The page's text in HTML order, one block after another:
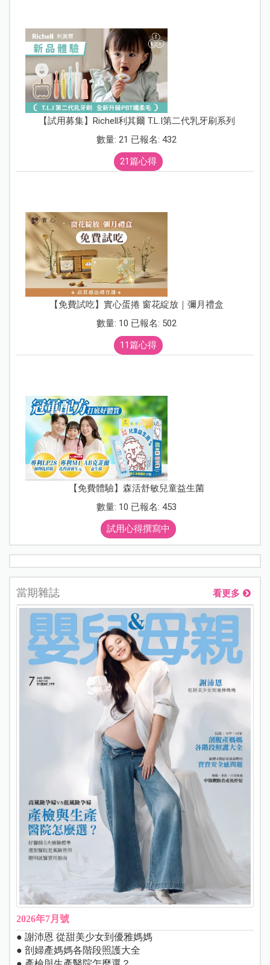
【試用募集】Richell利其爾 T.L.I第二代乳牙刷系列
數量: 21 已報名: 432
21篇心得
【免費試吃】實心蛋捲 窗花綻放｜彌月禮盒
數量: 10 已報名: 502
11篇心得
【免費體驗】森活舒敏兒童益生菌
數量: 10 已報名: 453
試用心得撰寫中
當期雜誌 看更多
2026年7月號
● 謝沛恩 從甜美少女到優雅媽媽
● 剖婦產媽媽各階段照護大全